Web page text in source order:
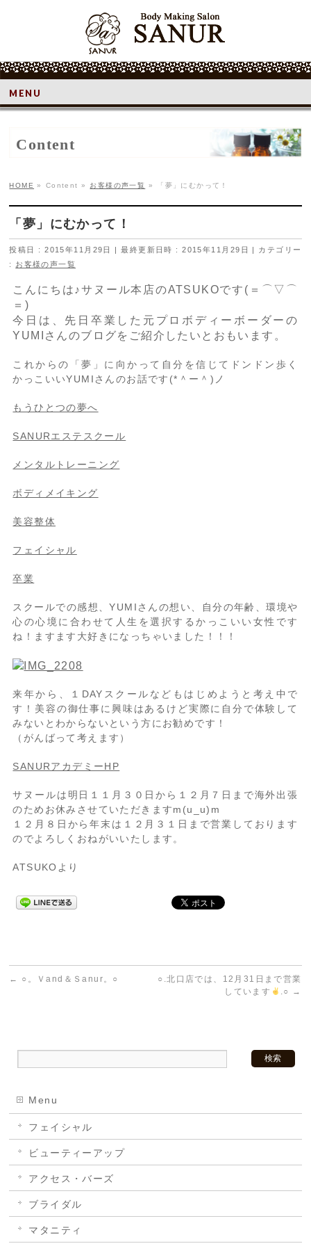
MENU
Content
HOME » Content » お客様の声一覧 » 「夢」にむかって！
「夢」にむかって！
投稿日 : 2015年11月29日 最終更新日時 : 2015年11月29日
カテゴリー
: お客様の声一覧
こんにちは♪サヌール本店のATSUKOです(＝⌒▽⌒
＝)
今日は、先日卒業した元プロボディーボーダーの
YUMIさんのブログをご紹介したいとおもいます。
これからの「夢」に向かって自分を信じてドンドン歩く
かっこいいYUMIさんのお話です(*＾ー＾)ノ
もうひとつの夢へ
SANURエステスクール
メンタルトレーニング
ボディメイキング
美容整体
フェイシャル
卒業
スクールでの感想、YUMIさんの想い、自分の年齢、環境や
心の心境に合わせて人生を選択するかっこいい女性です
ね！ますます大好きになっちゃいました！！！
来年から、１DAYスクールなどもはじめようと考え中で
す！美容の御仕事に興味はあるけど実際に自分で体験して
みないとわからないという方にお勧めです！
（がんばって考えます）
SANURアカデミーHP
サヌールは明日１１月３０日から１２月７日まで海外出張
のためお休みさせていただきますm(u_u)m
１２月８日から年末は１２月３１日まで営業しております
のでよろしくおねがいいたします。
ATSUKOより
← ○。Ｖand＆Ｓanur。○
○.北口店では、12月31日まで営業
しています
.○ →
Menu
フェイシャル
ビューティーアップ
アクセス・バーズ
ブライダル
マタニティ